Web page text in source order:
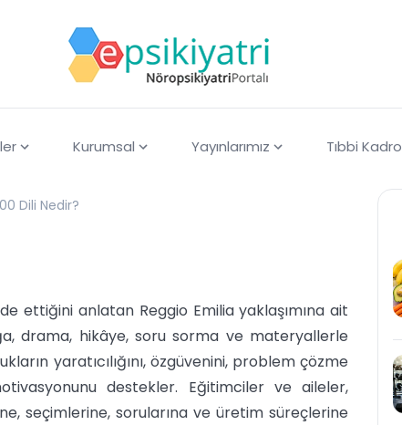
Kurumsal Yayınlarımız Tıbbi Kadro
Dili Nedir?
ettiğini anlatan Reggio Emilia yaklaşımına ait
drama, hikâye, soru sorma ve materyallerle
yaratıcılığını, özgüvenini, problem çözme
destekler. Eğitimciler ve aileler,
seçimlerine, sorularına ve üretim süreçlerine